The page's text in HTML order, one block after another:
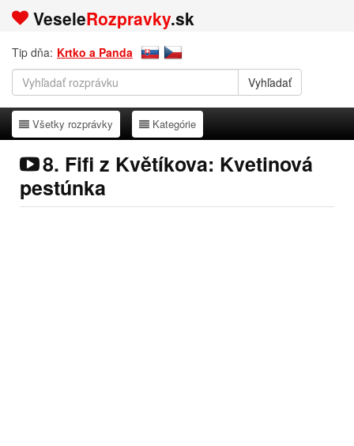
VeseleRozpravky.sk
Tip dňa: Krtko a Panda
Všetky rozprávky
Všetky rozprávky Kategórie
Kategórie
8. Fifi z Květíkova: Kvetinová
pestúnka